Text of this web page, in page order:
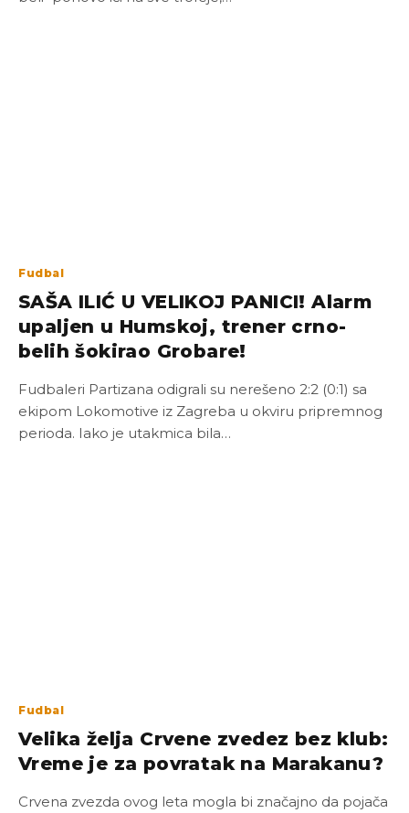
Fudbal
SAŠA ILIĆ U VELIKOJ PANICI! Alarm
upaljen u Humskoj, trener crno-
belih šokirao Grobare!
Fudbaleri Partizana odigrali su nerešeno 2:2 (0:1) sa
ekipom Lokomotive iz Zagreba u okviru pripremnog
perioda. Iako je utakmica bila…
Fudbal
Velika želja Crvene zvedez bez klub:
Vreme je za povratak na Marakanu?
Crvena zvezda ovog leta mogla bi značajno da pojača